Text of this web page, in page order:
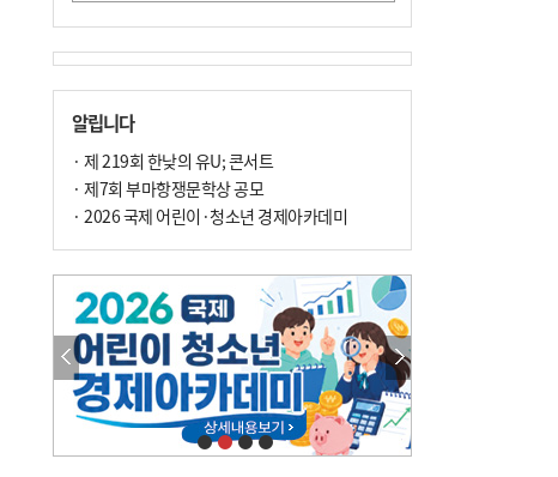
알립니다
· 제 219회 한낮의 유U; 콘서트
· 제7회 부마항쟁문학상 공모
· 2026 국제 어린이·청소년 경제아카데미